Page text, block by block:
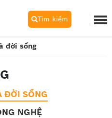
Tìm kiếm
đời sống
ĐỜI SỐNG
NGHỆ